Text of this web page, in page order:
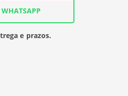
e prazos.